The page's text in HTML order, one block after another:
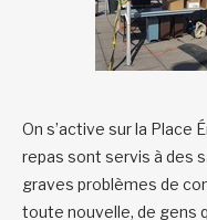
On s’active sur la Place
repas sont servis à des
graves problèmes de
toute nouvelle, de gens